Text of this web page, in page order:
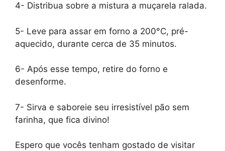
4- Distribua sobre a mistura a muçarela ralada.
5- Leve para assar em forno a 200°C, pré-
aquecido, durante cerca de 35 minutos.
6- Após esse tempo, retire do forno e
desenforme.
7- Sirva e saboreie seu irresistível pão sem
farinha, que fica divino!
Espero que vocês tenham gostado de visitar